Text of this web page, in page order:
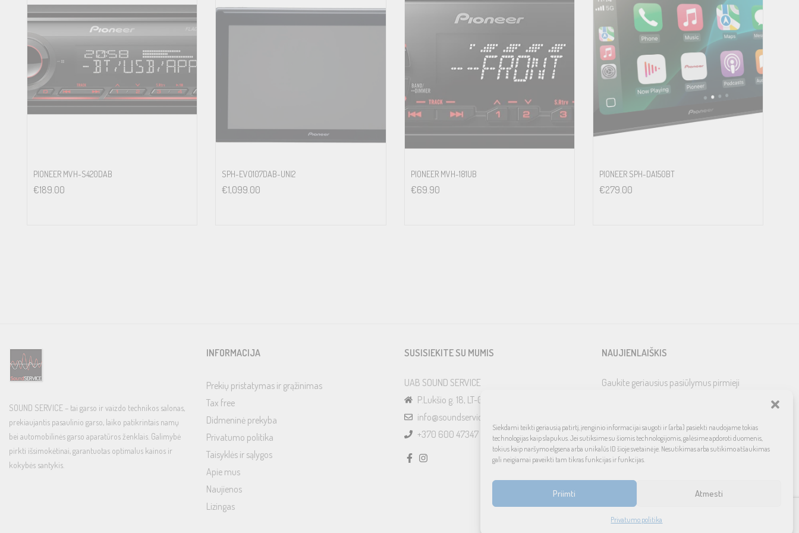
Siekdami teikti geriausią patirtį, įrenginio informacijai saugoti ir (arba) pasiekti naudojame tokias
technologijas kaip slapukus. Jei sutiksime su šiomis technologijomis, galėsime apdoroti duomenis,
tokius kaip naršymo elgsena arba unikalūs ID šioje svetainėje. Nesutikimas arba sutikimo atšaukimas
gali neigiamai paveikti tam tikras funkcijas ir funkcijas.
Priimti Atmesti
Privatumo politika
PIONEER MVH-S420DAB
€189.00
SPH-EVO107DAB-UNI2
€1,099.00
PIONEER MVH-181UB
€69.90
PIONEER SPH-DA150BT
€279.00
SOUND SERVICE – tai garso ir vaizdo technikos salonas,
prekiaujantis pasaulinio garso, laiko patikrintais namų
bei automobilinės garso aparatūros ženklais. Galimybė
pirkti išsimokėtinai, garantuotas optimalus kainos ir
kokybės santykis.
INFORMACIJA
Prekių pristatymas ir grąžinimas
Tax free
Didmeninė prekyba
Privatumo politika
Taisyklės ir sąlygos
Apie mus
Naujienos
Lizingas
SUSISIEKITE SU MUMIS
UAB SOUND SERVICE
P.Lukšio g. 18, LT-08222, Vilnius
info@soundservice.lt
+370 600 47347
NAUJIENLAIŠKIS
Gaukite geriausius pasiūlymus pirmieji